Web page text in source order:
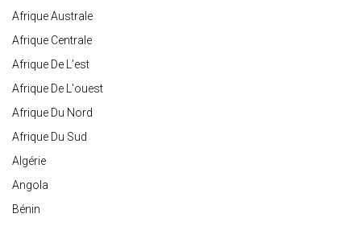
Afrique Australe
Afrique Centrale
Afrique De L'est
Afrique De L'ouest
Afrique Du Nord
Afrique Du Sud
Algérie
Angola
Bénin